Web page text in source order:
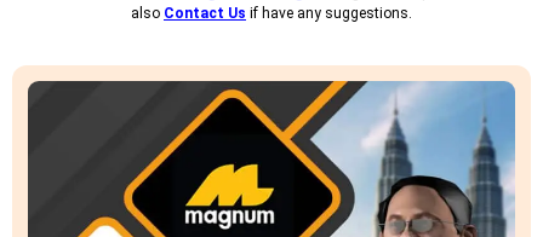
also Contact Us if have any suggestions.